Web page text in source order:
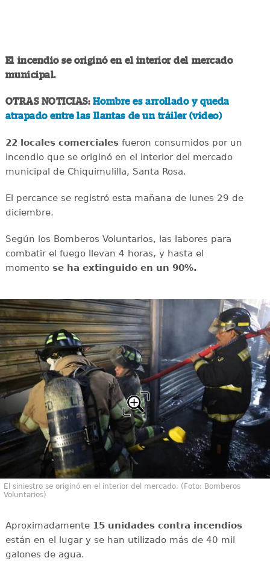
El incendio se originó en el interior del mercado
municipal.
OTRAS NOTICIAS: Hombre es arrollado y queda
atrapado entre las llantas de un tráiler (video)
22 locales comercialesfueron consumidos por un
incendio que se originó en el interior del mercado
municipal de Chiquimulilla, Santa Rosa.
El percance se registró esta mañana de lunes 29 de
diciembre.
Según los Bomberos Voluntarios, las labores para
combatir el fuego llevan 4 horas, y hasta el
momento se ha extinguido en un 90%.
El siniestro se originó en el interior del mercado. (Foto: Bomberos
Voluntarios)
Aproximadamente 15 unidades contra incendios
están en el lugar y se han utilizado más de 40 mil
galones de agua.